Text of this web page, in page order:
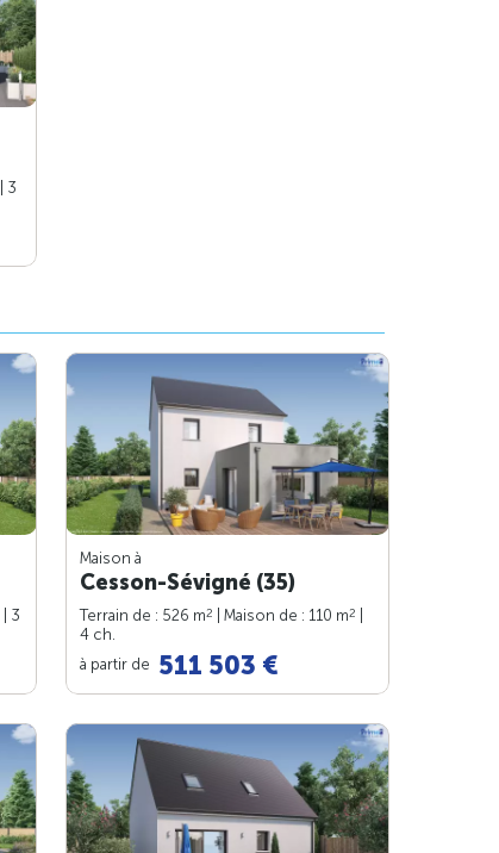
| 3
| 3
Maison à
Cesson-Sévigné (35)
Terrain de : 526 m2 | Maison de : 110 m2
4 ch.
à partir de 511 503 €